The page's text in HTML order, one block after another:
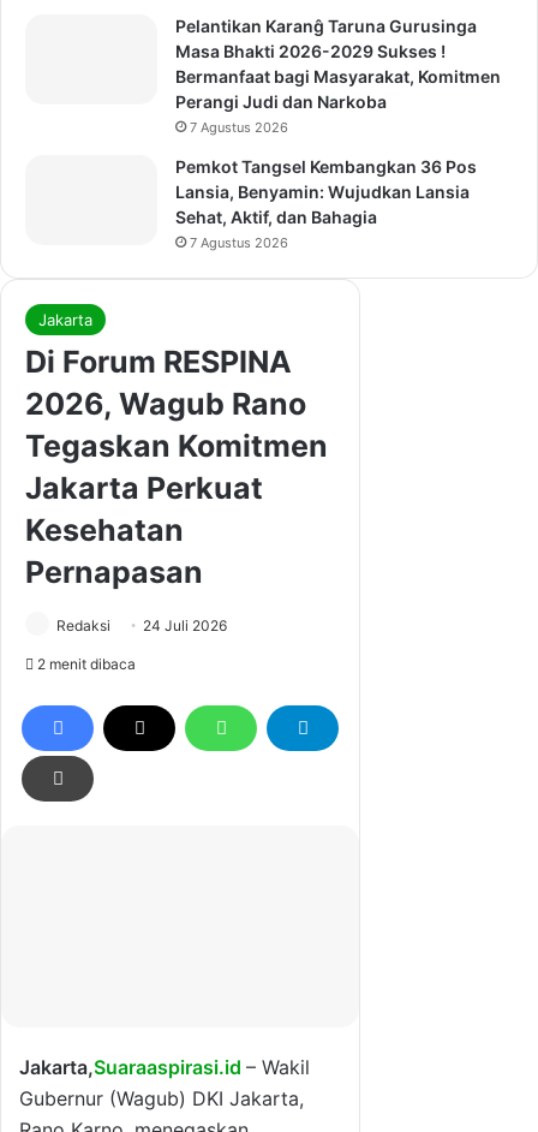
Pelantikan Karanĝ Taruna Gurusinga
Masa Bhakti 2026-2029 Sukses !
Bermanfaat bagi Masyarakat, Komitmen
Perangi Judi dan Narkoba
7 Agustus 2026
Pemkot Tangsel Kembangkan 36 Pos
Lansia, Benyamin: Wujudkan Lansia
Sehat, Aktif, dan Bahagia
7 Agustus 2026